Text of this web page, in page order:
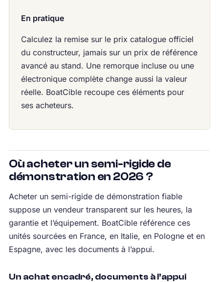
En pratique
Calculez la remise sur le prix catalogue officiel
du constructeur, jamais sur un prix de référence
avancé au stand. Une remorque incluse ou une
électronique complète change aussi la valeur
réelle. BoatCible recoupe ces éléments pour
ses acheteurs.
Où acheter un semi-rigide de
démonstration en 2026 ?
Acheter un semi-rigide de démonstration fiable
suppose un vendeur transparent sur les heures, la
garantie et l’équipement. BoatCible référence ces
unités sourcées en France, en Italie, en Pologne et en
Espagne, avec les documents à l’appui.
Un achat encadré, documents à l’appui